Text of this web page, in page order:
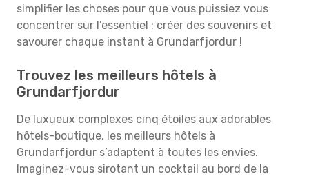
simplifier les choses pour que vous puissiez vous
concentrer sur l’essentiel : créer des souvenirs et
savourer chaque instant à Grundarfjordur !
Trouvez les meilleurs hôtels à
Grundarfjordur
De luxueux complexes cinq étoiles aux adorables
hôtels-boutique, les meilleurs hôtels à
Grundarfjordur s’adaptent à toutes les envies.
Imaginez-vous sirotant un cocktail au bord de la